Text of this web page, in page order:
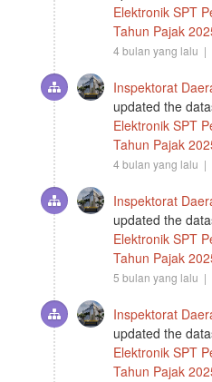
Elektronik SPT
Tahun Pajak
4 bulan yang lalu |
Inspektorat
updated the
Elektronik SPT
Tahun Pajak
4 bulan yang lalu |
Inspektorat
updated the
Elektronik SPT
Tahun Pajak
5 bulan yang lalu |
Inspektorat
updated the
Elektronik SPT
Tahun Pajak